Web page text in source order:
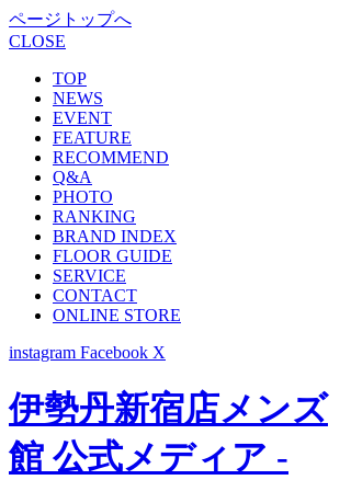
ページトップへ
CLOSE
TOP
NEWS
EVENT
FEATURE
RECOMMEND
Q&A
PHOTO
RANKING
BRAND INDEX
FLOOR GUIDE
SERVICE
CONTACT
ONLINE STORE
instagram Facebook X
伊勢丹新宿店メンズ
館 公式メディア -